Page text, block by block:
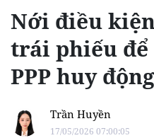
Nới điều
trái phiếu để
PPP huy
Trần Huyền
17/05/2026 07:00:05